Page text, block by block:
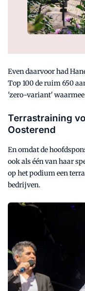
Even daarvoor had
Top 100 de ruim 650
'zero-variant'
Terrastraining
Oosterend
En omdat de
ook als één van haar
op het podium een
bedrijven.